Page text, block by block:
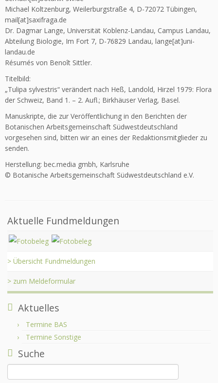
Michael Koltzenburg, Weilerburgstraße 4, D-72072 Tübingen,
mail[at]saxifraga.de
Dr. Dagmar Lange, Universität Koblenz-Landau, Campus Landau,
Abteilung Biologie, Im Fort 7, D-76829 Landau, lange[at]uni-
landau.de
Résumés von Benoît Sittler.
Titelbild:
„Tulipa sylvestris“ verändert nach Heß, Landold, Hirzel 1979: Flora
der Schweiz, Band 1. – 2. Aufl.; Birkhäuser Verlag, Basel.
Manuskripte, die zur Veröffentlichung in den Berichten der
Botanischen Arbeitsgemeinschaft Südwest­deutschland
vorgesehen sind, bitten wir an eines der Redaktionsmitglieder zu
senden.
Herstellung: bec.media gmbh, Karlsruhe
© Botanische Arbeitsgemeinschaft Südwestdeutschland e.V.
Aktuelle Fundmeldungen
> Übersicht Fundmeldungen
> zum Meldeformular
Aktuelles
Termine BAS
Termine Sonstige
Suche
Suchen
nach: